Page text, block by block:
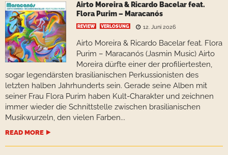
Airto Moreira & Ricardo Bacelar feat.
Flora Purim – Maracanós
REVIEW VERLOSUNG 12. Juni 2026
Airto Moreira & Ricardo Bacelar feat. Flora
Purim – Maracanós (Jasmin Music) Airto
Moreira dürfte einer der profiliertesten,
sogar legendärsten brasilianischen Perkussionisten des
letzten halben Jahrhunderts sein. Gerade seine Alben mit
seiner Frau Flora Purim haben Kult-Charakter und zeichnen
immer wieder die Schnittstelle zwischen brasilianischen
Musikwurzeln, den vielen Farben...
READ MORE